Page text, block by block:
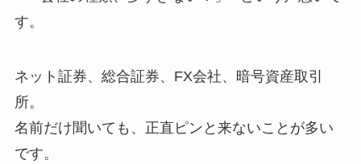
す。
ネット証券、総合証券、FX会社、暗号資産取引
所。
名前だけ聞いても、正直ピンと来ないことが多い
です。